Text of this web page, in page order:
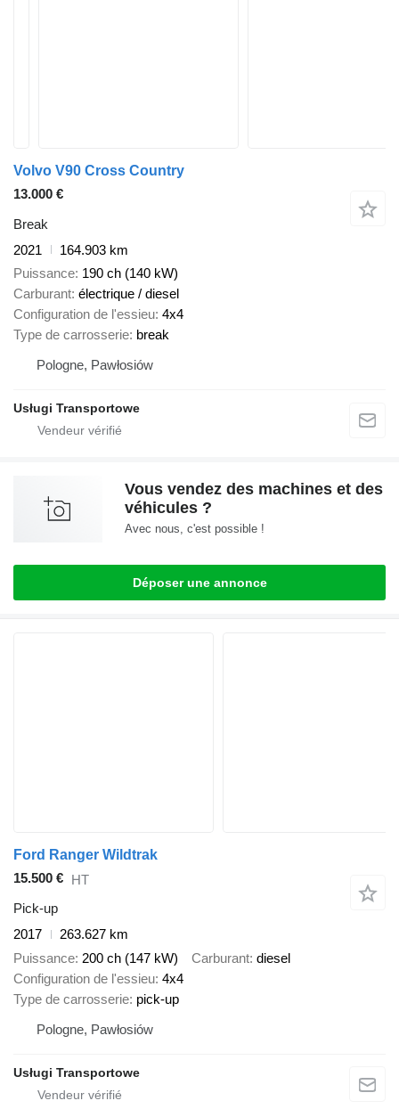
Volvo V90 Cross Country
13.000 €
Break
2021
164.903 km
Puissance 190 ch (140 kW)
Carburant électrique / diesel
Configuration de l'essieu 4x4
Type de carrosserie break
Pologne, Pawłosiów
Usługi Transportowe
Vous vendez des machines et des
véhicules ?
Avec nous, c'est possible !
Déposer une annonce
Ford Ranger Wildtrak
15.500 € HT
Pick-up
2017
263.627 km
Puissance 200 ch (147 kW) Carburant diesel
Configuration de l'essieu 4x4
Type de carrosserie pick-up
Pologne, Pawłosiów
Usługi Transportowe